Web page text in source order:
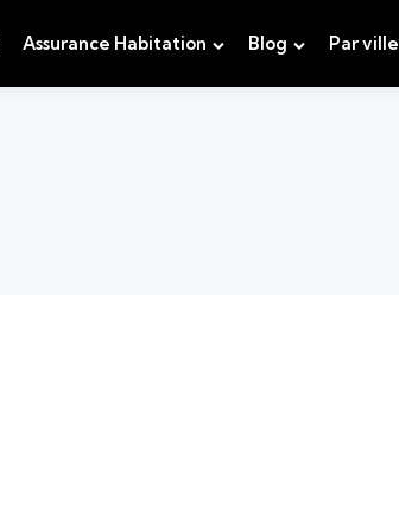
Assurance Habitation Blog Par ville